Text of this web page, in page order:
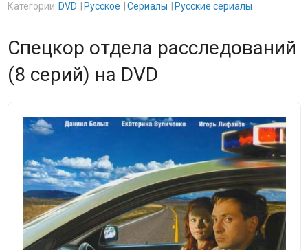
Категории: DVD Русское Сериалы Русские сериалы
Спецкор отдела расследований
(8 серий) на DVD